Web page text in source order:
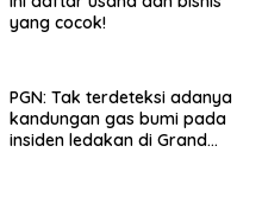
yang cocok!
PGN: Tak terdeteksi adanya
kandungan gas bumi pada
insiden ledakan di Grand